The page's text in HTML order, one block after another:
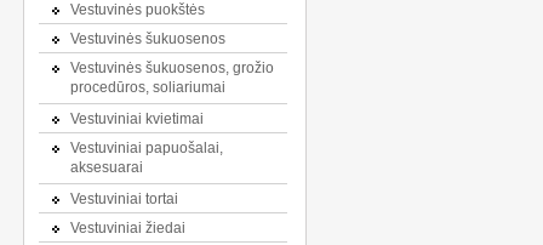
Vestuvinės puokštės
Vestuvinės šukuosenos
Vestuvinės šukuosenos, grožio
procedūros, soliariumai
Vestuviniai kvietimai
Vestuviniai papuošalai,
aksesuarai
Vestuviniai tortai
Vestuviniai žiedai